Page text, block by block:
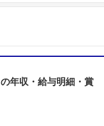
の年収・給与明細・賞